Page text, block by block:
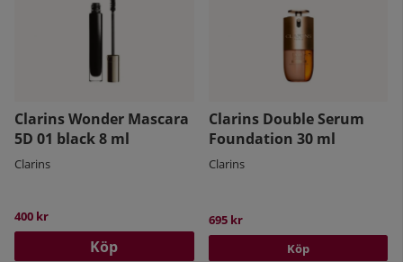
Clarins Wonder Mascara
5D 01 black 8 ml
Clarins
400 kr
Köp
Clarins Double Serum
Foundation 30 ml
Clarins
695 kr
Köp